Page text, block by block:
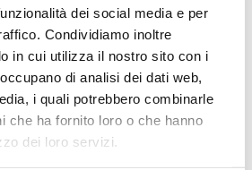
dei social media e per
Condividiamo inoltre
in cui utilizza il nostro sito con i
di analisi dei dati web,
i quali potrebbero combinarle
che ha fornito loro o che hanno
dei loro servizi.